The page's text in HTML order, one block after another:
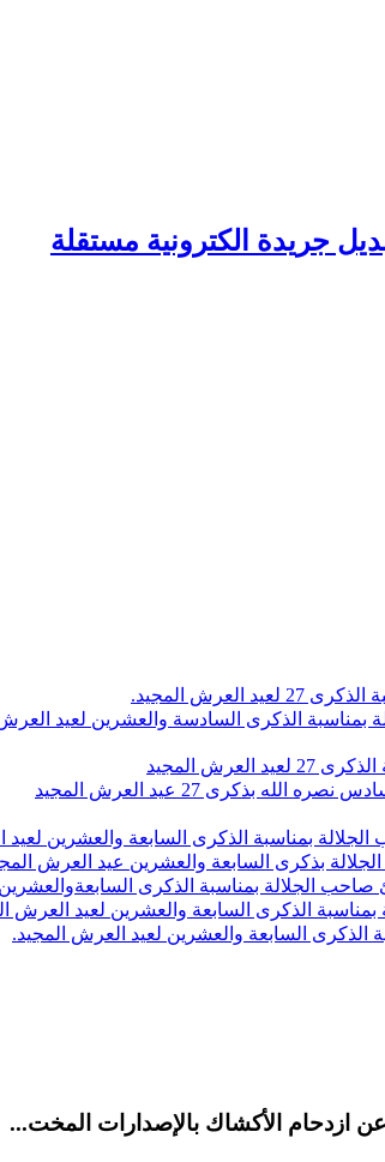
جريدة الكترونية مستقلة
المجيد.
بمناسبة الذكرى السادسة والعشرين لعيد
المجيد
27 عيد العرش المجيد
بمناسبة الذكرى السابعة والعشرين لعيد
بذكرى السابعة والعشرين عيد العرش
الجلالة بمناسبة الذكرى
الذكرى السابعة والعشرين لعيد العرش
السابعة والعشرين لعيد العرش المجيد.
عن ازدحام الأكشاك بالإصدارات المخت...